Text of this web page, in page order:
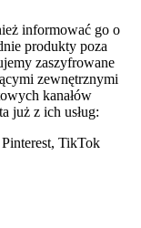
informować go o
produkty poza
zaszyfrowane
zewnętrznymi
kanałów
już z ich usług:
TikTok